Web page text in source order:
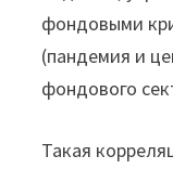
фондовыми
(пандемия и
фондового
Такая